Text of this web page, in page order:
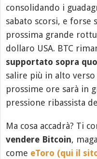
consolidando i
sabato scorsi, e forse
prossima grande
dollaro USA. BTC
supportato sopra
salire più in alto
prossime ore sarà in
pressione ribassista
Ma cosa accadrà? Ti
vendere Bitcoin,
come eToro (qui il